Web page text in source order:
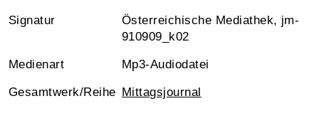
Signatur
Österreichische Mediathek, jm-
910909_k02
Medienart Mp3-Audiodatei
Gesamtwerk/Reihe Mittagsjournal